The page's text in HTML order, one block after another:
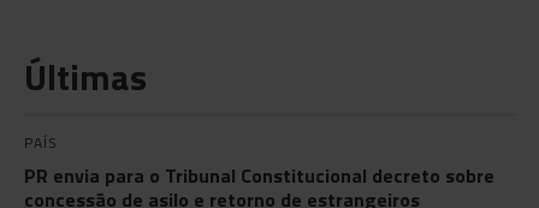
Últimas
PAÍS
PR envia para o Tribunal Constitucional decreto sobre
concessão de asilo e retorno de estrangeiros